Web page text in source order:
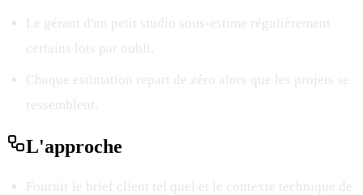
Le gérant d'un petit studio sous-estime régulièrement
certains lots par oubli.
Chaque estimation repart de zéro alors que les projets se
ressemblent.
L'approche
Fournir le brief client tel quel et le contexte technique de